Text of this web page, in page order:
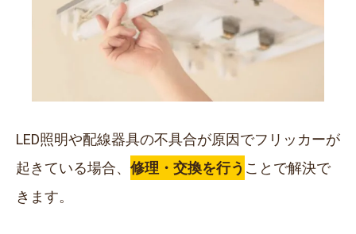
LED照明や配線器具の不具合が原因でフリッカーが
起きている場合、 修理・交換を行う ことで解決で
きます。